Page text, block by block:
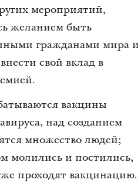
мероприятий,
желанием быть
гражданами мира
свой вклад в
вакцины
над созданием
множество людей;
молились и постились,
проходят вакцинацию.